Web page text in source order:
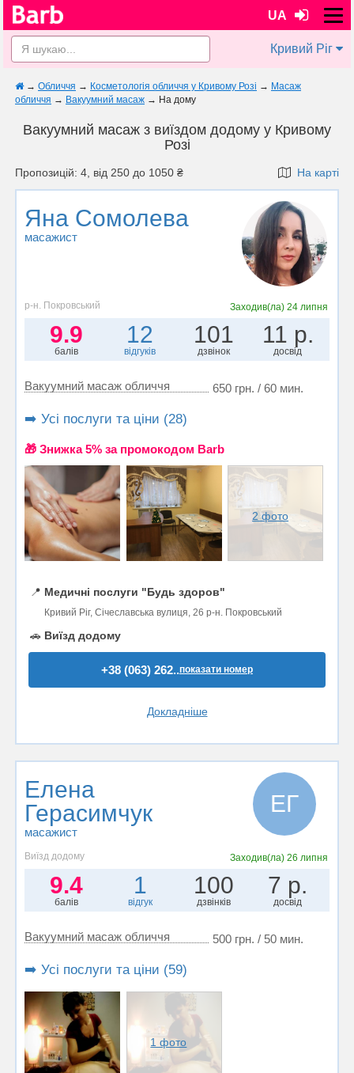
UA
Кривий Ріг
→ Обличчя → Косметологія обличчя у Кривому Розі → Масаж
обличчя → Вакуумний масаж → На дому
Вакуумний масаж з виїздом додому у Кривому
Розі
Пропозицій: 4, від 250 до 1050 ₴ На карті
Яна Сомолева
масажист
р-н. Покровський Заходив(ла) 24 липня
9.9
балів
12
відгуків
101
дзвінок
11 р.
досвід
Вакуумний масаж обличчя 650 грн. / 60 мин.
➡️ Усі послуги та ціни (28)
🎁 Знижка 5% за промокодом Barb
2 фото
📍 Медичні послуги "Будь здоров"
Кривий Ріг, Січеславська вулиця, 26 р-н. Покровський
🚗 Виїзд додому
+38 (063) 262..показати номер
Докладніше
Елена
Герасимчук
масажист
ЕГ
Виїзд додому Заходив(ла) 26 липня
9.4
балів
1
відгук
100
дзвінків
7 р.
досвід
Вакуумний масаж обличчя 500 грн. / 50 мин.
➡️ Усі послуги та ціни (59)
1 фото